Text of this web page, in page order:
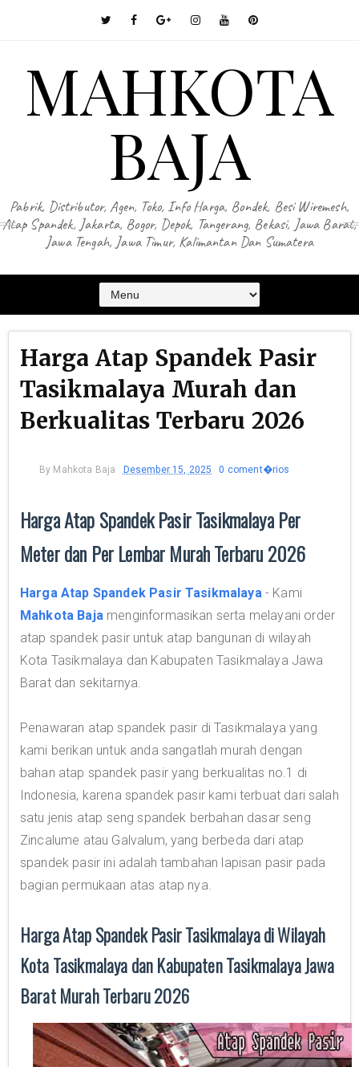
MAHKOTA
BAJA
Pabrik, Distributor, Agen, Toko, Info Harga, Bondek, Besi Wiremesh,
Atap Spandek, Jakarta, Bogor, Depok, Tangerang, Bekasi, Jawa Barat,
Jawa Tengah, Jawa Timur, Kalimantan Dan Sumatera
Harga Atap Spandek Pasir
Tasikmalaya Murah dan
Berkualitas Terbaru 2026
By Mahkota Baja Desember 15, 2025 0 coment�rios
Harga Atap Spandek Pasir Tasikmalaya Per
Meter dan Per Lembar Murah Terbaru 2026
Harga Atap Spandek Pasir Tasikmalaya - Kami
Mahkota Bajamenginformasikan serta melayani order
atap spandek pasir untuk atap bangunan di wilayah
Kota Tasikmalaya dan Kabupaten Tasikmalaya Jawa
Barat dan sekitarnya.
Penawaran atap spandek pasir di Tasikmalaya yang
kami berikan untuk anda sangatlah murah dengan
bahan atap spandek pasir yang berkualitas no.1 di
Indonesia, karena spandek pasir kami terbuat dari salah
satu jenis atap seng spandek berbahan dasar seng
Zincalume atau Galvalum, yang berbeda dari atap
spandek pasir ini adalah tambahan lapisan pasir pada
bagian permukaan atas atap nya.
Harga Atap Spandek Pasir Tasikmalaya di Wilayah
Kota Tasikmalaya dan Kabupaten Tasikmalaya Jawa
Barat Murah Terbaru 2026